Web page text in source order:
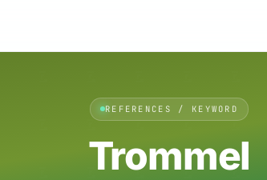
REFERENCES / KEYWORD
Trommel